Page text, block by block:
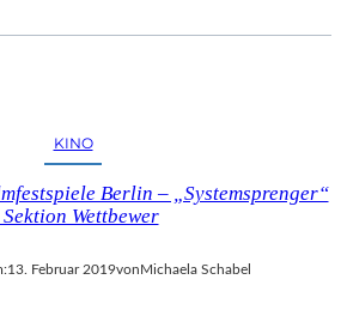
KINO
Berlin – „Systemsprenger“
Wettbewer
13. Februar 2019vonMichaela Schabel